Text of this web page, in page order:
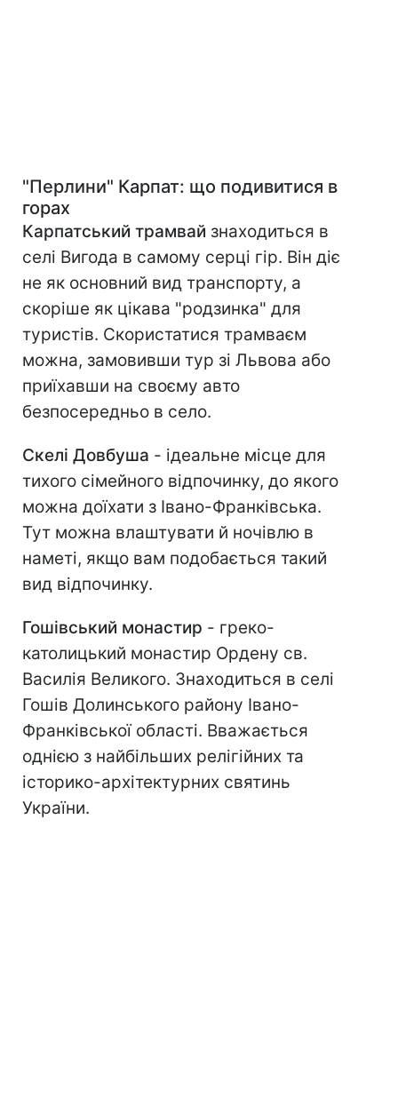
"Перлини" Карпат: що подивитися в
горах
Карпатський трамвай знаходиться в
селі Вигода в самому серці гір. Він діє
не як основний вид транспорту, а
скоріше як цікава "родзинка" для
туристів. Скористатися трамваєм
можна, замовивши тур зі Львова або
приїхавши на своєму авто
безпосередньо в село.
Скелі Довбуша - ідеальне місце для
тихого сімейного відпочинку, до якого
можна доїхати з Івано-Франківська.
Тут можна влаштувати й ночівлю в
наметі, якщо вам подобається такий
вид відпочинку.
Гошівський монастир - греко-
католицький монастир Ордену св.
Василія Великого. Знаходиться в селі
Гошів Долинського району Івано-
Франківської області. Вважається
однією з найбільших релігійних та
історико-архітектурних святинь
України.